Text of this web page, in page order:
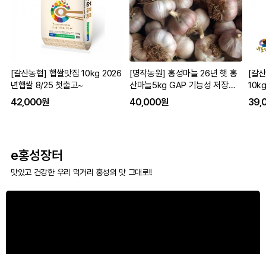
[갈산농협] 햅쌀맛집 10kg 2026
년햅쌀 8/25 첫출고~
42,000원
[명작농원] 홍성마늘 26년 햇 홍
산마늘5kg GAP 기능성 저장용
통마늘 흑마늘용
40,000원
[갈
e홍성장터
맛있고 건강한 우리 먹거리 홍성의 맛 그대로!!